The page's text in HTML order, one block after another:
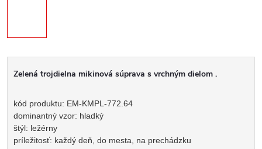
Zelená trojdielna mikinová súprava s vrchným dielom .
kód produktu: EM-KMPL-772.64
dominantný vzor: hladký
štýl: ležérny
príležitosť: každý deň, do mesta, na prechádzku